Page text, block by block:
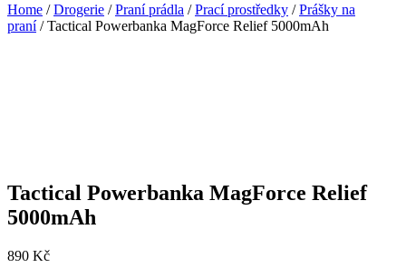
Home /Drogerie /Praní prádla /Prací prostředky /Prášky na
praní/ Tactical Powerbanka MagForce Relief 5000mAh
Tactical Powerbanka MagForce Relief
5000mAh
890 Kč